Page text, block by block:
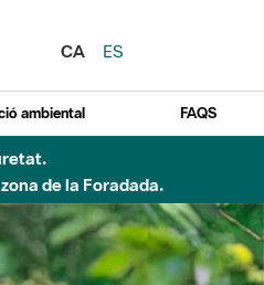
CA
ES
ambiental FAQS
sobre el riu